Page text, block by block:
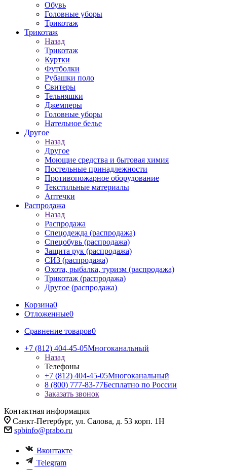
Обувь
Головные уборы
Трикотаж
Трикотаж
Назад
Трикотаж
Куртки
Футболки
Рубашки поло
Свитеры
Тельняшки
Джемперы
Головные уборы
Нательное белье
Другое
Назад
Другое
Моющие средства и бытовая химия
Постельные принадлежности
Противопожарное оборудование
Текстильные материалы
Аптечки
Распродажа
Назад
Распродажа
Спецодежда (распродажа)
Спецобувь (распродажа)
Защита рук (распродажа)
СИЗ (распродажа)
Охота, рыбалка, туризм (распродажа)
Трикотаж (распродажа)
Другое (распродажа)
Корзина0
Отложенные0
Сравнение товаров0
+7 (812) 404-45-05Многоканальный
Назад
Телефоны
+7 (812) 404-45-05Многоканальный
8 (800) 777-83-77Бесплатно по России
Заказать звонок
Контактная информация
Санкт-Петербург, ул. Салова, д. 53 корп. 1Н
spbinfo@prabo.ru
Вконтакте
Telegram